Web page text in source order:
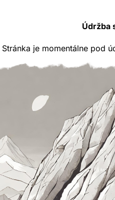
Údržba
Stránka je momentálne pod